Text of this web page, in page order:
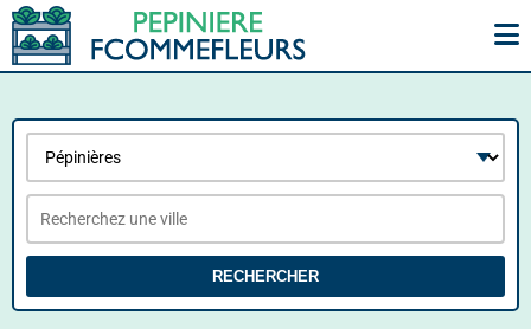
RECHERCHER